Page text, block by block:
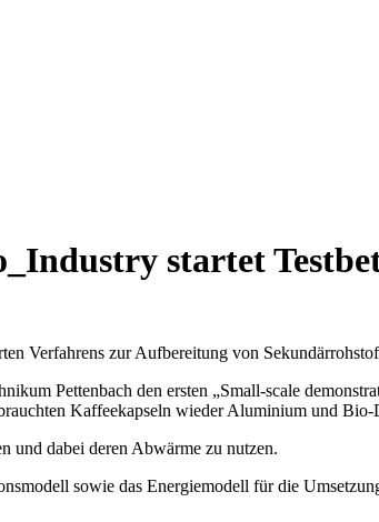
startet
Verfahrens zur Aufbereitung von
Pettenbach den ersten „Small-scale
Kaffeekapseln wieder Aluminium und
und dabei deren Abwärme zu nutzen.
sowie das Energiemodell für die